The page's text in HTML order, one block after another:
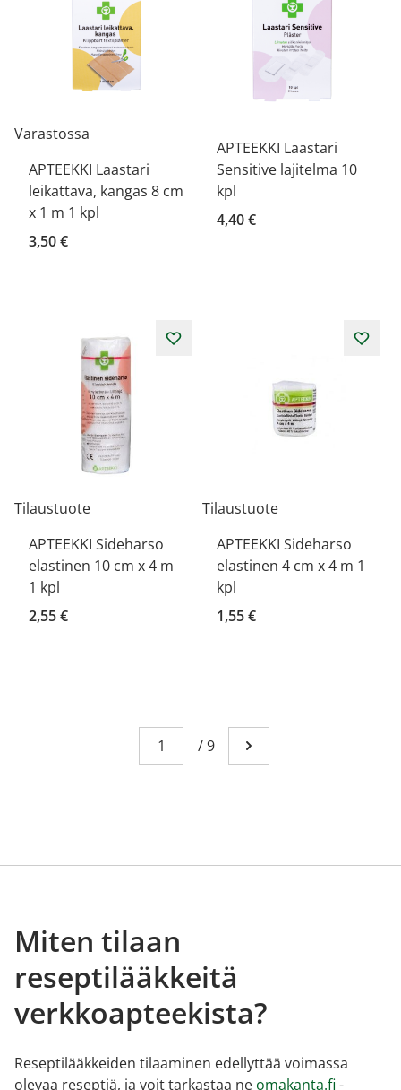
Varastossa
APTEEKKI Laastari
leikattava, kangas 8 cm
x 1 m 1 kpl
3,50 €
APTEEKKI Laastari
Sensitive lajitelma 10
kpl
4,40 €
Tilaustuote
APTEEKKI Sideharso
elastinen 10 cm x 4 m
1 kpl
2,55 €
Tilaustuote
APTEEKKI Sideharso
elastinen 4 cm x 4 m 1
kpl
1,55 €
Sivu
You're currently reading page 1
/9 Mene seuraavalle
Miten tilaan
reseptilääkkeitä
verkkoapteekista?
Reseptilääkkeiden tilaaminen edellyttää voimassa
olevaa reseptiä, ja voit tarkastaa ne omakanta.fi -